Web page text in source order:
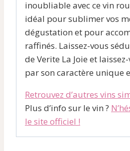
inoubliable avec ce vin
idéal pour sublimer vos
dégustation et pour
raffinés. Laissez-vous
de Verite La Joie et
par son caractère unique
Retrouvez d’autres vins
Plus d’info sur le vin ?
le site officiel !